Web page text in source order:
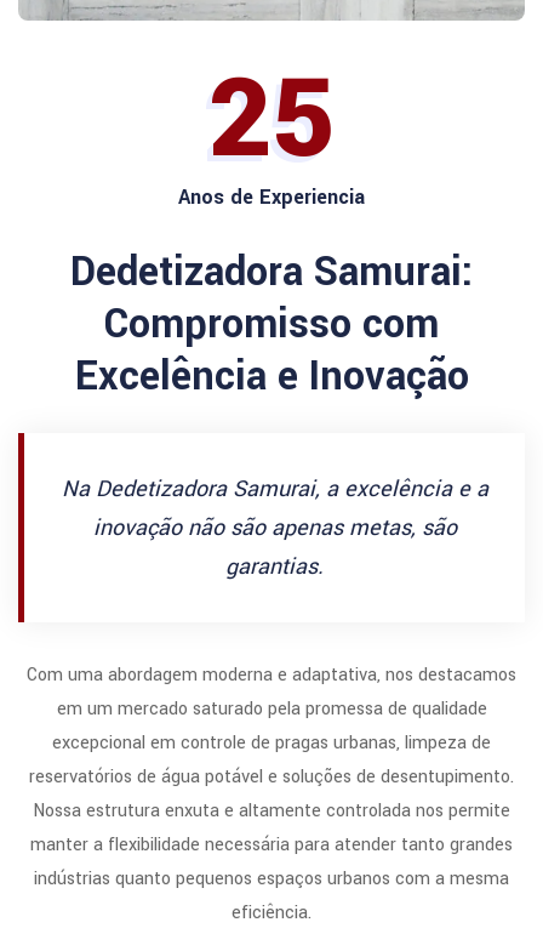
25
Anos de Experiencia
Dedetizadora Samurai:
Compromisso com
Excelência e Inovação
Na Dedetizadora Samurai, a excelência e a
inovação não são apenas metas, são
garantias.
Com uma abordagem moderna e adaptativa, nos destacamos
em um mercado saturado pela promessa de qualidade
excepcional em controle de pragas urbanas, limpeza de
reservatórios de água potável e soluções de desentupimento.
Nossa estrutura enxuta e altamente controlada nos permite
manter a flexibilidade necessária para atender tanto grandes
indústrias quanto pequenos espaços urbanos com a mesma
eficiência.